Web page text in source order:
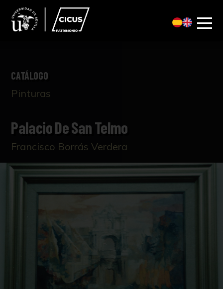
CATÁLOGO
Pinturas
Palacio De San Telmo
Francisco Borrás Verdera